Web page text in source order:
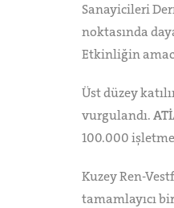
Sanayicileri
noktasında
Etkinliğin
Üst düzey
vurgulandı.
100.000
Kuzey Ren-
tamamlayıcı